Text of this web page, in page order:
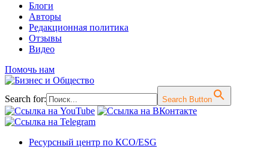
Блоги
Авторы
Редакционная политика
Отзывы
Видео
Помочь нам
Search for: Search Button
ПерейтиРесурсный центр по КСО/ESG